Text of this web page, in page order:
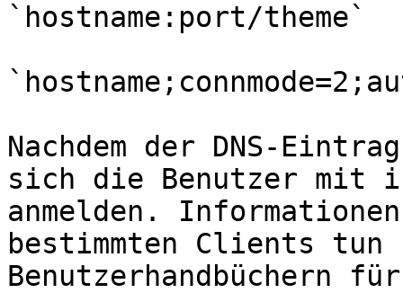
`hostname:port/theme`
Nachdem der DNS-
sich die Benutzer mit
anmelden.
bestimmten Clients
Benutzerhandbüchern